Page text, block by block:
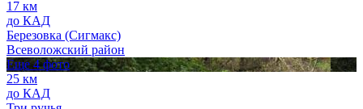
17 км
до КАД
Березовка (Сигмакс)
Всеволожский район
Еще 4 фото
25 км
до КАД